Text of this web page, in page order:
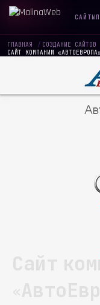
САЙТЫ
ГЛАВНАЯ / СОЗДАНИЕ САЙТОВ
САЙТ КОМПАНИИ
Сайт